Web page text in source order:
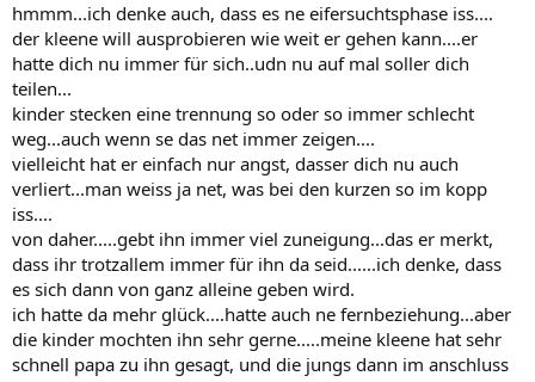
hmmm...ich denke auch, dass es ne eifersuchtsphase iss....
der kleene will ausprobieren wie weit er gehen kann....er
hatte dich nu immer für sich..udn nu auf mal soller dich
teilen...
kinder stecken eine trennung so oder so immer schlecht
weg...auch wenn se das net immer zeigen....
vielleicht hat er einfach nur angst, dasser dich nu auch
verliert...man weiss ja net, was bei den kurzen so im kopp
iss....
von daher.....gebt ihn immer viel zuneigung...das er merkt,
dass ihr trotzallem immer für ihn da seid......ich denke, dass
es sich dann von ganz alleine geben wird.
ich hatte da mehr glück....hatte auch ne fernbeziehung...aber
die kinder mochten ihn sehr gerne.....meine kleene hat sehr
schnell papa zu ihn gesagt, und die jungs dann im anschluss